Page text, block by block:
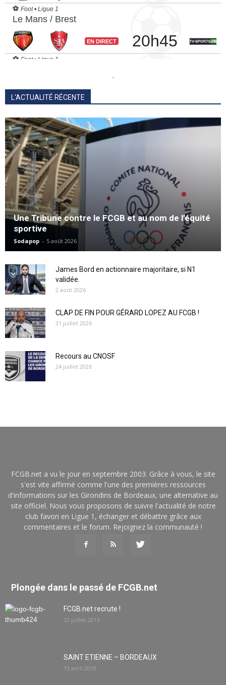
.
L'ACTUALITÉ RÉCENTE
Une Tribune contre le FCGB et au nom de l’équité
sportive
Sodapop - 5 août 2026
James Bord en actionnaire majoritaire, si N1
validée.
2 août 2026
CLAP DE FIN POUR GÉRARD LOPEZ AU FCGB !
31 juillet 2026
Recours au CNOSF
24 juillet 2026
FCGB.net a vu le jour en septembre 2003. Grâce à vous, le site
s'est vite affirmé comme l'une des premières ressources
d'informations sur les Girondins de Bordeaux, une alternative au
site officiel. Nous vous proposons de suivre l'actualité de notre
club favori en Ligue 1, échanger et débattre grâce aux
commentaires et le forum. Rejoignez la communauté !
Plongée dans le passé de FCGB.net
FCGB.net recrute !
22 juillet 2013
SAINT ETIENNE – BORDEAUX
13 avril 2019